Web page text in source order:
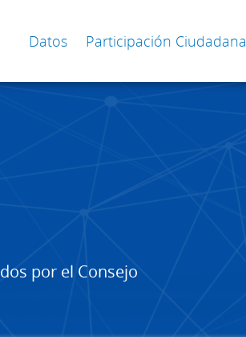
Datos Participación Ciudadana
por el Consejo